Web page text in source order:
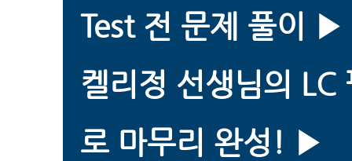
Test 전 문제 풀이 ▶️
켈리정 선생님의 LC
로 마무리 완성! ▶️